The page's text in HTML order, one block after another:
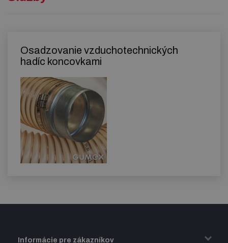
Osadzovanie vzduchotechnických
hadíc koncovkami
Informácie pre zákazníkov